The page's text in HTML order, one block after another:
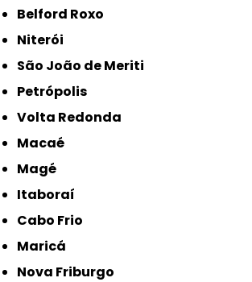
Belford Roxo
Niterói
São João de Meriti
Petrópolis
Volta Redonda
Macaé
Magé
Itaboraí
Cabo Frio
Maricá
Nova Friburgo